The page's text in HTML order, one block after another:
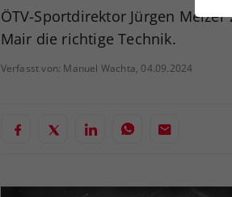
ÖTV-Sportdirektor Jürgen
Mair die richtige Technik.
Verfasst von: Manuel Wachta, 04.09.2024